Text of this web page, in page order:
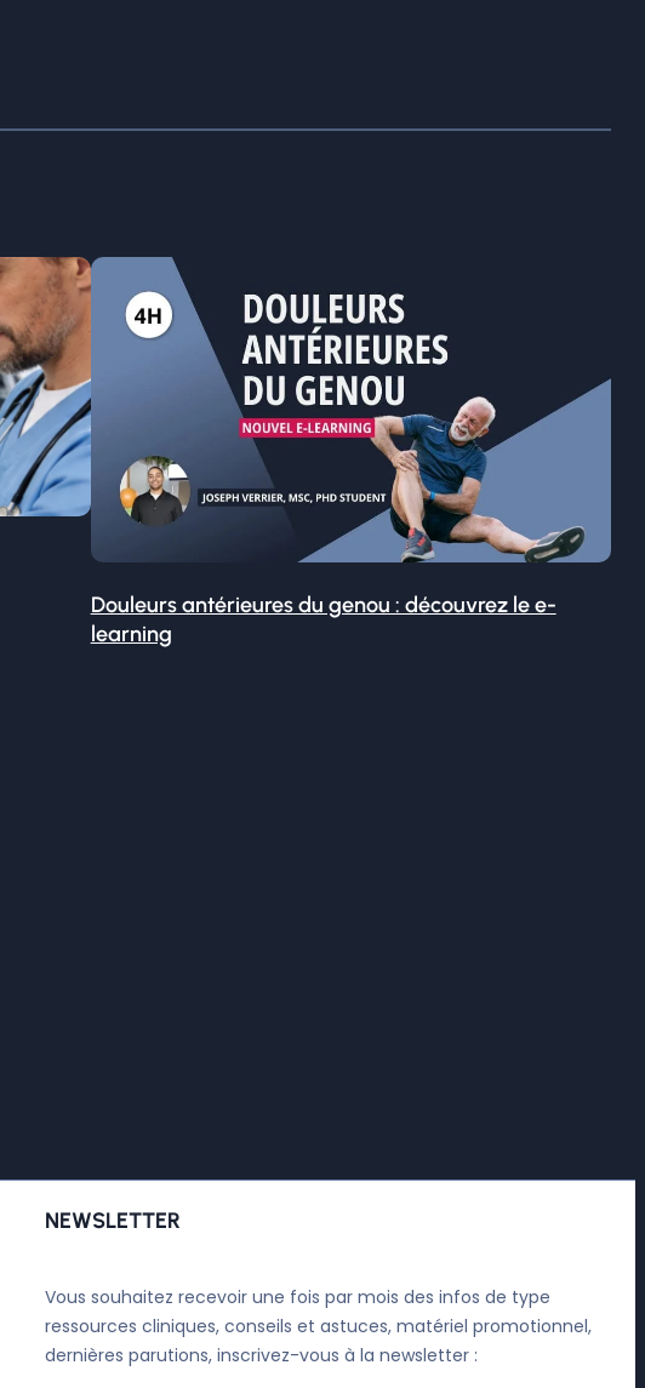
Douleurs antérieures du genou : découvrez le e-
learning
NEWSLETTER
Vous souhaitez recevoir une fois par mois des infos de type
ressources cliniques, conseils et astuces, matériel promotionnel,
dernières parutions, inscrivez-vous à la newsletter :